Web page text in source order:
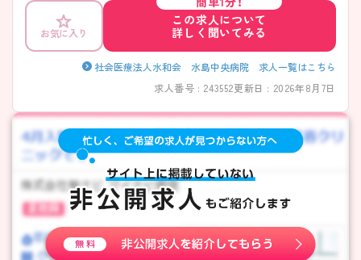
目標達成に向けた相互の取り組みとして、段階別研修を取り入れている
からです。実習環境を整えるための実習指導者研修なども行っており、
教育を受けるだけでなく、教育をする側としてのスキルアップも可能に
なっております。ご興味のある方はぜひお気軽にお問い合わせください
お気に入り
この求人について
詳しく聞いてみる
社会医療法人水和会 水島中央病院 求人一覧はこちら
求人番号 : 243552更新日 : 2026年8月7日